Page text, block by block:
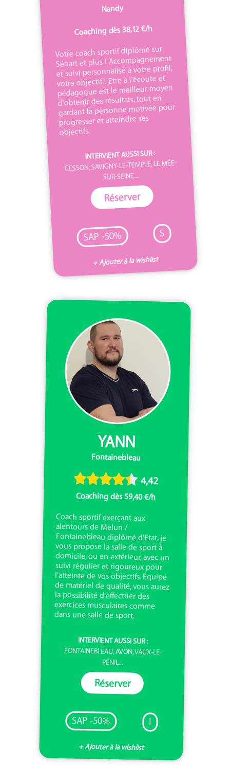
Nandy
Coaching dès 38,12 €/h
Votre coach sportif diplômé sur
Sénart et plus ! Accompagnement
et suivi personnalisé à votre profil,
votre objectif ! Etre à l'écoute et
pédagogue est le meilleur moyen
d'obtenir des résultats, tout en
gardant la personne motivée pour
progresser et atteindre ses
objectifs.
INTERVIENT AUSSI SUR :
CESSON, SAVIGNY-LE-TEMPLE, LE MÉE-
SUR-SEINE...
Réserver
SAP -50% S
+ Ajouter à la wishlist
YANN
Fontainebleau
4,42
Coaching dès 59,40 €/h
Coach sportif exerçant aux
alentours de Melun /
Fontainebleau diplômé d'Etat, je
vous propose la salle de sport à
domicile, ou en extérieur, avec un
suivi régulier et rigoureux pour
l'atteinte de vos objectifs. Équipé
de matériel de qualité, vous aurez
la possibilité d'effectuer des
exercices musculaires comme
dans une salle de sport.
INTERVIENT AUSSI SUR :
FONTAINEBLEAU, AVON, VAUX-LE-
PÉNIL...
Réserver
SAP -50% I
+ Ajouter à la wishlist